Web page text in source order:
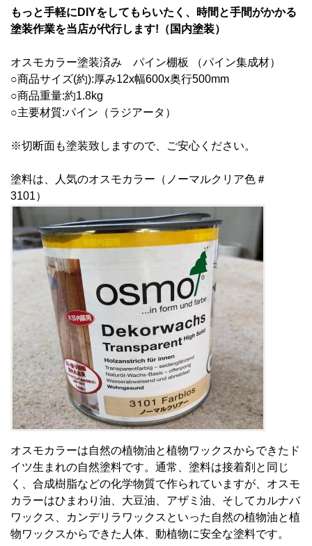
もっと手軽にDIYをしてもらいたく、時間と手間がかかる
塗装作業を当店が代行します!（国内塗装）
オスモカラー塗装済み パイン棚板 （パイン集成材）
○商品サイズ(約):厚み12x幅600x奥行500mm
○商品重量:約1.8kg
○主要材質:パイン（ラジアータ）
※切断面も塗装致しますので、ご安心ください。
塗料は、人気のオスモカラー（ノーマルクリア色＃
3101）
オスモカラーは自然の植物油と植物ワックスからできたド
イツ生まれの自然塗料です。通常、塗料は接着剤と同じ
く、合成樹脂などの化学物質で作られていますが、オスモ
カラーはひまわり油、大豆油、アザミ油、そしてカルナバ
ワックス、カンデリラワックスといった自然の植物油と植
物ワックスからできた人体、動植物に安全な塗料です。